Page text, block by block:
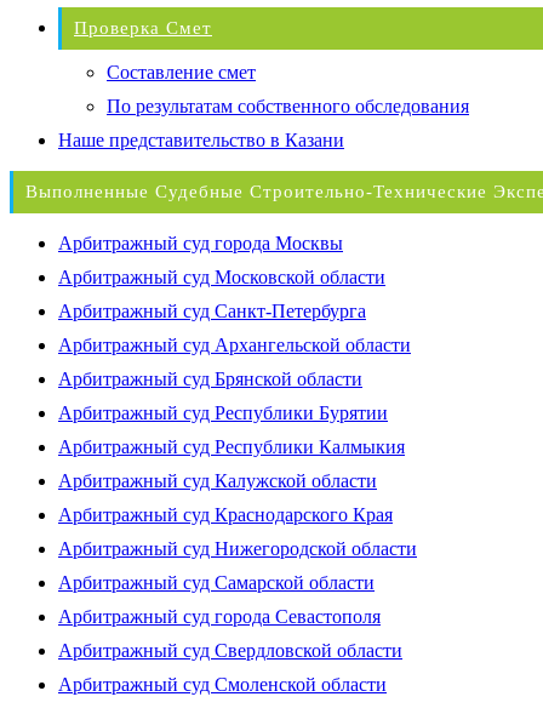
Проверка Смет
Составление смет
По результатам собственного обследования
Наше представительство в Казани
Выполненные Судебные Строительно-Технические
Арбитражный суд города Москвы
Арбитражный суд Московской области
Арбитражный суд Санкт-Петербурга
Арбитражный суд Архангельской области
Арбитражный суд Брянской области
Арбитражный суд Республики Бурятии
Арбитражный суд Республики Калмыкия
Арбитражный суд Калужской области
Арбитражный суд Краснодарского Края
Арбитражный суд Нижегородской области
Арбитражный суд Самарской области
Арбитражный суд города Севастополя
Арбитражный суд Свердловской области
Арбитражный суд Смоленской области